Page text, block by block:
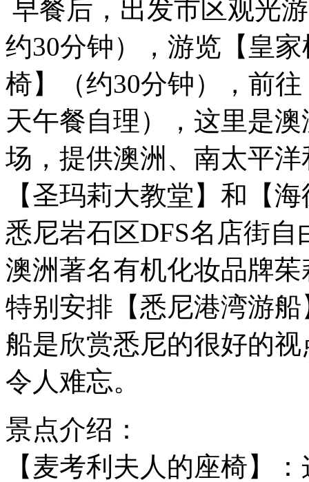
早餐后，出发市区观光
约30分钟），游览【皇
椅】（约30分钟），前
天午餐自理），这里是
场，提供澳洲、南太平
【圣玛莉大教堂】和【
悉尼岩石区DFS名店街
澳洲著名有机化妆品牌
特别安排【悉尼港湾游
船是欣赏悉尼的很好的
令人难忘。
景点介绍：
【麦考利夫人的座椅】